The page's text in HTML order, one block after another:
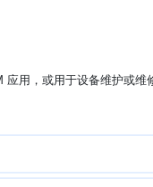
用，或用于设备维护或维